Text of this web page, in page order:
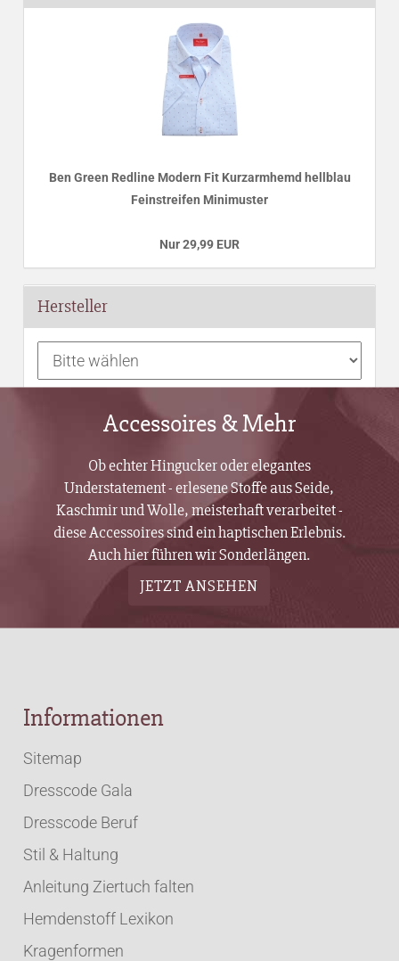
Ben Green Redline Modern Fit Kurzarmhemd hellblau
Feinstreifen Minimuster
Nur 29,99 EUR
Hersteller
Accessoires & Mehr
Ob echter Hingucker oder elegantes
Understatement - erlesene Stoffe aus Seide,
Kaschmir und Wolle, meisterhaft verarbeitet -
diese Accessoires sind ein haptischen Erlebnis.
Auch hier führen wir Sonderlängen.
JETZT ANSEHEN
Informationen
Sitemap
Dresscode Gala
Dresscode Beruf
Stil & Haltung
Anleitung Ziertuch falten
Hemdenstoff Lexikon
Kragenformen